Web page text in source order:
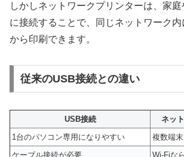
しかしネットワークプリンターは、家
に接続することで、同じネットワーク
から印刷できます。
従来のUSB接続との違い
USB接続
ネッ
1台のパソコン専用になりやすい
複数端
ケーブル接続が必要
Wi-Fiな